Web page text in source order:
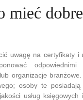
mieć
uwagę na certyfikaty i
odpowiednimi
organizacje
osoby te
usług